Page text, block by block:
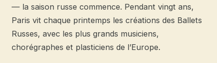
— la saison russe commence. Pendant vingt ans,
Paris vit chaque printemps les créations des Ballets
Russes, avec les plus grands musiciens,
chorégraphes et plasticiens de l’Europe.